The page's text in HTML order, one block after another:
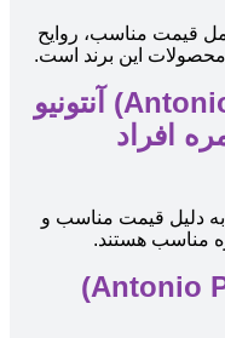
قیمت مناسب، روایح
این برند است.
آیا عطر و ادکلن (Antonio Puig) آنتونیو
افراد
به دلیل قیمت مناسب و
مناسب هستند.
خرید عطر و ادکلن (Antonio Puig)